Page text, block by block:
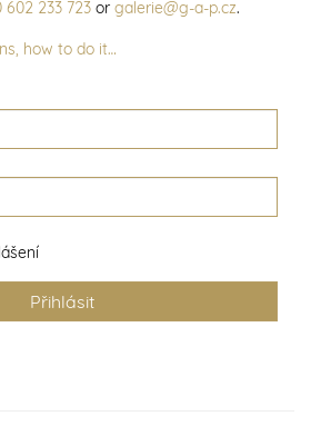
602 233 723 or galerie@g-a-p.cz.
how to do it…